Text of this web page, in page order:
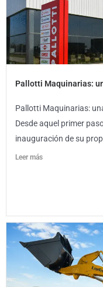
Pallotti Maquinarias:
Pallotti Maquinarias:
Desde aquel primer
inauguración de su
Leer más